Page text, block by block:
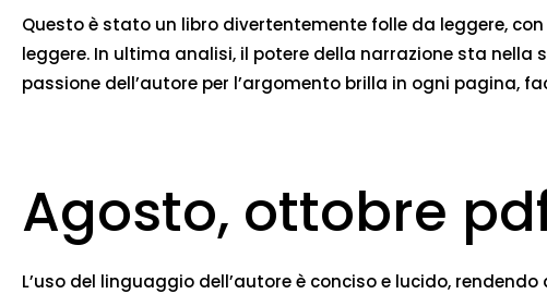
Questo è stato un libro divertentemente folle da leggere,
leggere. In ultima analisi, il potere della narrazione sta nella
passione dell’autore per l’argomento brilla in ogni pagina,
Agosto, ottobre
L’uso del linguaggio dell’autore è conciso e lucido,